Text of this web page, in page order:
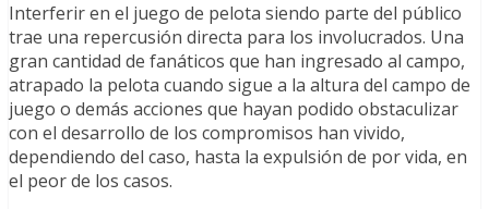
Interferir en el juego de pelota siendo parte del público
trae una repercusión directa para los involucrados. Una
gran cantidad de fanáticos que han ingresado al campo,
atrapado la pelota cuando sigue a la altura del campo de
juego o demás acciones que hayan podido obstaculizar
con el desarrollo de los compromisos han vivido,
dependiendo del caso, hasta la expulsión de por vida, en
el peor de los casos.